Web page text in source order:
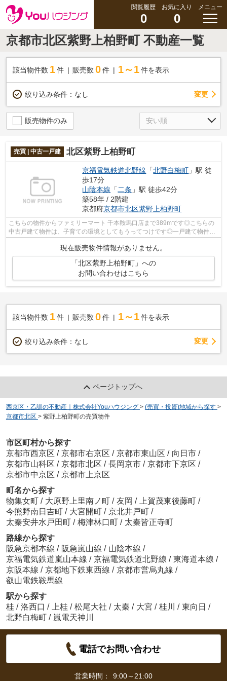
閲覧履歴
0
お気に入り
0
メニュー
京都市北区紫野上柏野町 不動産一覧
該当物件数 1件 販売数 0 件 1～1 件を表示
絞り込み条件： なし 変更
販売物件のみ
売買 | 中古一戸建 北区紫野上柏野町
京福電気鉄道北野線 「北野白梅町 」駅 徒
歩17分
山陰本線 「 二条 」駅 徒歩42分
築58年 / 2階建
京都府京都市北区紫野上柏野町
こちらの物件からファミリーマート 千本鞍馬口店まで389mです◎こちらの
中古戸建て物件は、子育ての環境としてもうってつけです◎一戸建て物件を
お探しの方は、当社にご用命ください◎一...
現在販売物件情報がありません。
「北区紫野上柏野町」への
お問い合わせはこちら
該当物件数 1件 販売数 0 件 1～1 件を表示
絞り込み条件： なし 変更
ページトップへ
西京区・乙訓の不動産｜株式会社Youハウジング > (売買・投資)地域から探す >
京都市北区 > 紫野上柏野町の売買物件
市区町村から探す
京都市西京区 / 京都市右京区 / 京都市東山区 / 向日市 /
京都市山科区 / 京都市北区 / 長岡京市 / 京都市下京区 /
京都市中京区 / 京都市上京区
町名から探す
物集女町 / 大原野上里南ノ町 / 友岡 / 上賀茂東後藤町 /
今熊野南日吉町 / 大宮開町 / 京北井戸町 /
太秦安井水戸田町 / 梅津林口町 / 太秦皆正寺町
路線から探す
阪急京都本線 / 阪急嵐山線 / 山陰本線 /
京福電気鉄道嵐山本線 / 京福電気鉄道北野線 / 東海道本線 /
京阪本線 / 京都地下鉄東西線 / 京都市営烏丸線 /
叡山電鉄鞍馬線
駅から探す
桂 / 洛西口 / 上桂 / 松尾大社 / 太秦 / 大宮 / 桂川 / 東向日 /
北野白梅町 / 嵐電天神川
電話でお問い合わせ
営業時間： 9:00～21:00